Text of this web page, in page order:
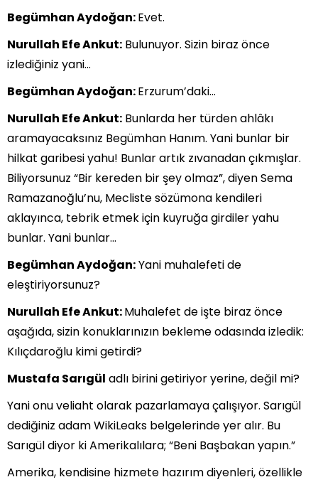
Begümhan Aydoğan:Evet.
Nurullah Efe Ankut: Bulunuyor. Sizin biraz önce
izlediğiniz yani…
Begümhan Aydoğan:Erzurum’daki…
Nurullah Efe Ankut: Bunlarda her türden ahlâkı
aramayacaksınız Begümhan Hanım. Yani bunlar bir
hilkat garibesi yahu! Bunlar artık zıvanadan çıkmışlar.
Biliyorsunuz “Bir kereden bir şey olmaz”, diyen Sema
Ramazanoğlu’nu, Mecliste sözümona kendileri
aklayınca, tebrik etmek için kuyruğa girdiler yahu
bunlar. Yani bunlar…
Begümhan Aydoğan:Yani muhalefeti de
eleştiriyorsunuz?
Nurullah Efe Ankut:Muhalefet de işte biraz önce
aşağıda, sizin konuklarınızın bekleme odasında izledik:
Kılıçdaroğlu kimi getirdi?
Mustafa Sarıgül adlı birini getiriyor yerine, değil mi?
Yani onu veliaht olarak pazarlamaya çalışıyor. Sarıgül
dediğiniz adam WikiLeaks belgelerinde yer alır. Bu
Sarıgül diyor ki Amerikalılara; “Beni Başbakan yapın.”
Amerika, kendisine hizmete hazırım diyenleri, özellikle